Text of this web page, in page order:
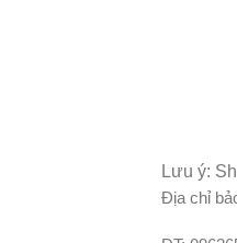
Lưu ý:
Địa chỉ